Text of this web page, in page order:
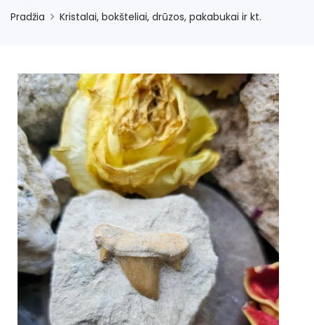
Pradžia Kristalai, bokšteliai, drūzos, pakabukai ir kt.